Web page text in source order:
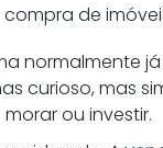
de
normalmente
curioso, mas
ou investir.